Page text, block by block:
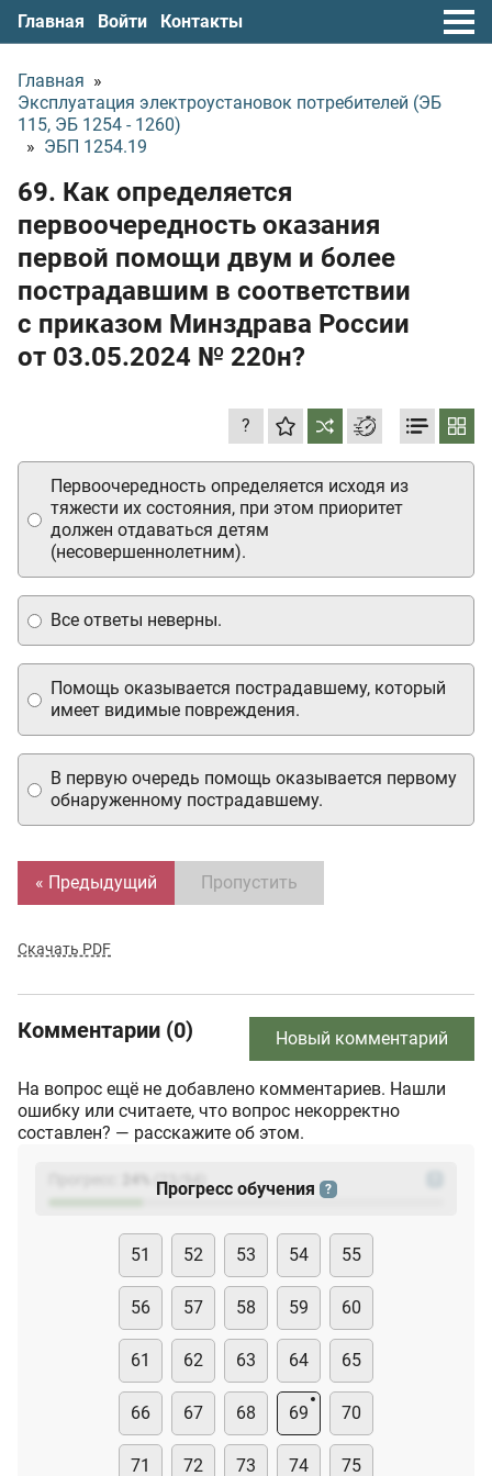
Главная Войти Контакты
Главная »
Эксплуатация электроустановок потребителей (ЭБ
115, ЭБ 1254 - 1260)
» ЭБП 1254.19
69. Как определяется
первоочередность оказания
первой помощи двум и более
пострадавшим в соответствии
с приказом Минздрава России
от 03.05.2024 № 220н?
?
В первую очередь помощь оказывается первому
обнаруженному пострадавшему.
Первоочередность определяется исходя из
тяжести их состояния, при этом приоритет
должен отдаваться детям
(несовершеннолетним).
Помощь оказывается пострадавшему, который
имеет видимые повреждения.
Все ответы неверны.
« Предыдущий Пропустить
Скачать PDF
Комментарии (0) Новый комментарий
На вопрос ещё не добавлено комментариев. Нашли
ошибку или считаете, что вопрос некорректно
составлен? — расскажите об этом.
(23
Прогресс обучения ?
51 52 53 54 55
56 57 58 59 60
61 62 63 64 65
66 67 68 69 70
71 72 73 74 75